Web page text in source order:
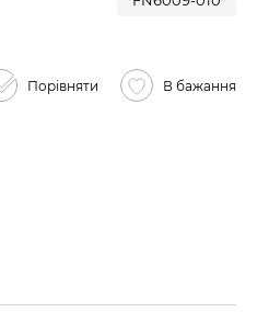
Порівняти В бажання